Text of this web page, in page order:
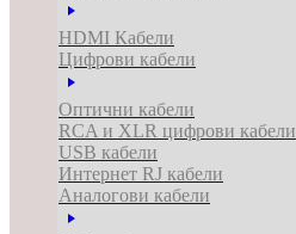
HDMI Кабели
Цифрови кабели
Оптични кабели
RCA и XLR цифрови кабели
USB кабели
Интернет RJ кабели
Аналогови кабели